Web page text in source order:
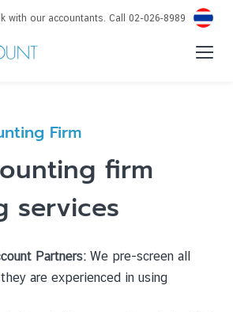
with our accountants. Call 02-026-8989
Firm
firm
services
Partners: We pre-screen all
are experienced in using